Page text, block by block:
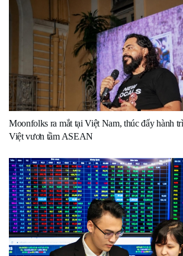
Moonfolks ra mắt tại Việt Nam, thúc đẩy hành
Việt vươn tầm ASEAN